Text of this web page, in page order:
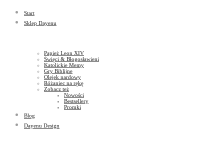
God
Start
Sklep Dayenu
Papież Leon XIV
Święci & Błogosławieni
Katolickie Memy
Gry Biblijne
Olejek nardowy
Różaniec na rękę
Zobacz też
Nowości
Bestsellery
Promki
Blog
Dayenu Design